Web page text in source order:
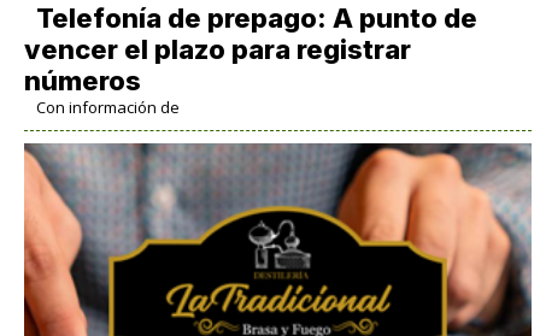
Telefonía de prepago: A punto de
vencer el plazo para registrar
números
Con información de